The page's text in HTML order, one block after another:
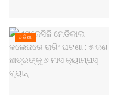
ଓଡିଶା